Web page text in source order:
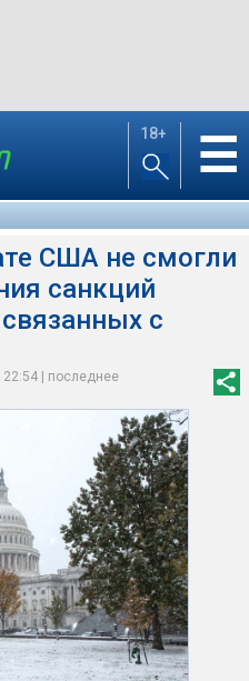
18+ ☰
США не смогли
санкций
с
22:54 | последнее